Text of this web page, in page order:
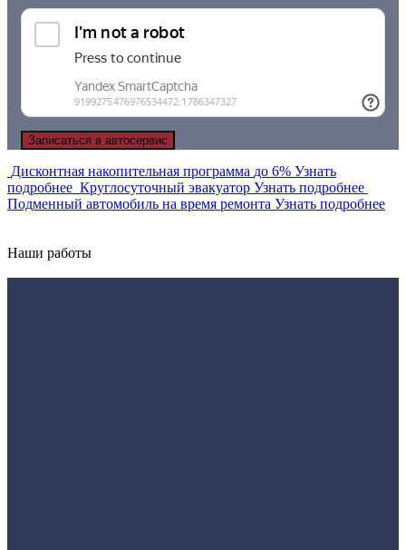
Дисконтная накопительная программа до 6% Узнать
подробнее Круглосуточный эвакуатор Узнать подробнее
Подменный автомобиль на время ремонта Узнать подробнее
Наши работы